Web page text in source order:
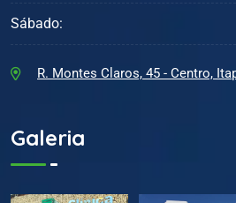
Sábado:
R. Montes Claros, 45 - Centro,
Galeria